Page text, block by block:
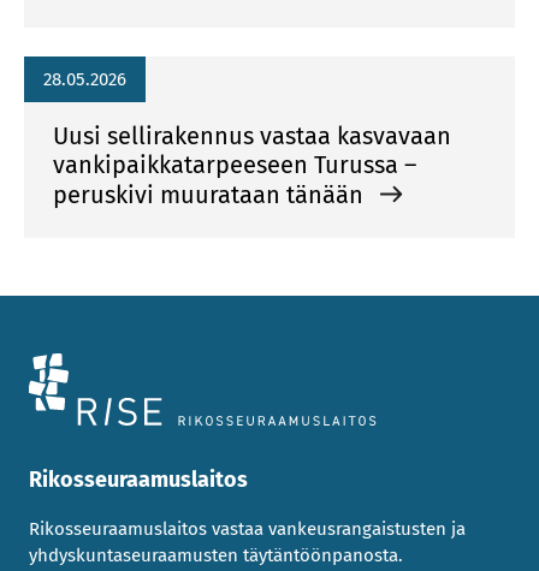
28.05.2026
Uusi sellirakennus vastaa kasvavaan
vankipaikkatarpeeseen Turussa –
peruskivi muurataan tänään
Rikosseuraamuslaitos
Rikosseuraamuslaitos vastaa vankeusrangaistusten ja
yhdyskuntaseuraamusten täytäntöönpanosta.